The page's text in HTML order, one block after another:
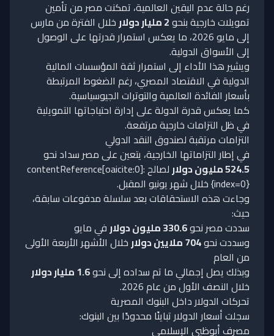
رغم حالة عدم اليقين العالمية، تمكنت مصر من تأمين
تمويلات خارجية بنحو2 مليار دولار
خلال الفترة من مارس
إلى مايو 2026، ما يعكس استمرار قدرتها على الوصول
إلى الأسواق الدولية.
ويشير هذا الأداء إلى استمرار ثقة المؤسسات المالية
الدولية في الاقتصاد المصري، رغم الضغوط المرتبطة
بأسعار الفائدة العالمية والتوترات الجيوسياسية.
كما يعكس قدرة الدولة على إدارة احتياجاتها التمويلية
في ظل التزامات خارجية مرتفعة.
التزامات مرتقبة لصندوق النقد الدولي
في إطار التزاماتها الخارجية، يتعين على مصر سداد نحو
524.5 مليون دولار
لصالح :contentReference[oaicite:0]
{index=0} خلال شهر يونيو المقبل.
وجاءت هذه الاستحقاقات بعد سلسلة مدفوعات سابقة،
حيث:
سددت مصر نحو330.6 مليون دولار
في مايو
وسددت نحو704 ملايين دولار
خلال الأشهر الأربعة الأولى
من العام
وبذلك يصل إجمالي ما تم سداده إلى نحو1.6 مليار دولار
خلال النصف الأول من عام 2026.
تحركات الدولار داخل البنوك المصرية
سجلت أسعار الدولار تباينًا محدودًا بين البنوك:
مصرف أبوظبي الإسلامي